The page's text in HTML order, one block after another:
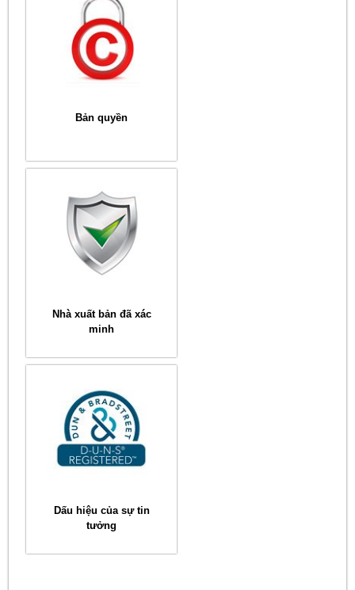
Bản quyền
Nhà xuất bản đã xác
minh
Dấu hiệu của sự tin
tưởng